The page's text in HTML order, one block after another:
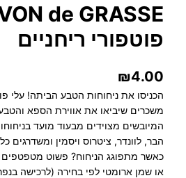
פוטפורי ריחניים
₪4.00
הכניסו את ניחוחות הטבע הביתה! עלי
משכרים שיביאו את אווירת הספא
המיובשים מצוידים מבעוד מועד
הבר, לוונדר, ציטרוס ויסמין ומשדרגים
כאשר מתפוגג הניחוח? פשוט
או שמן ארומטי לפי בחירה (לרכישה